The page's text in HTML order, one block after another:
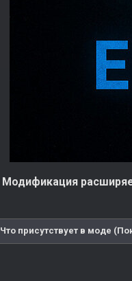
Модификация
Что присутствует в моде